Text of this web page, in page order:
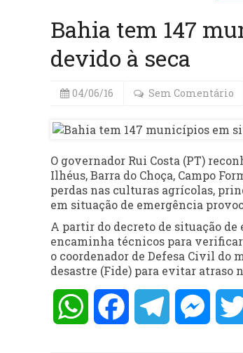
Bahia tem 147
devido à seca
04/06/16 Sem Comentário
O governador Rui Costa (PT)
Ilhéus, Barra do Choça, Campo
perdas nas culturas agrícolas,
em situação de emergência
A partir do decreto de situação de
encaminha técnicos para verificar
o coordenador de Defesa Civil do
desastre (Fide) para evitar atraso
WhatsAppFacebookTelegram